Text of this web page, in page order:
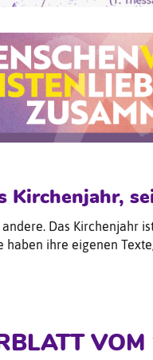
Kirchenjahr,
andere. Das Kirchenjahr
haben ihre eigenen